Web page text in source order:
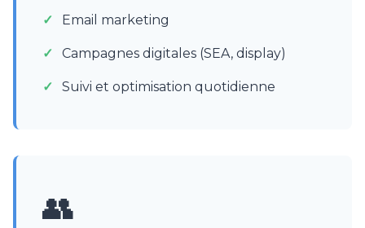
Email marketing
Campagnes digitales (SEA, display)
Suivi et optimisation quotidienne
👥